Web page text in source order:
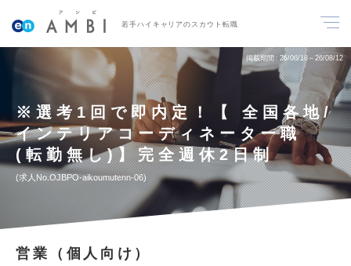
若手ハイキャリアのスカウト転職
掲載期間 26/06/18～26/08/12
※選考1回で即内定！【 全国各地/
インテリアコーディネーター職
(転勤無し)】完全週休2日制
求人No.OJBPO-aikoumutenn-06
営業（個人向け）